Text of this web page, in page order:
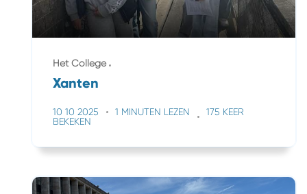
Het College
Xanten
10 10 2025 1 MINUTEN LEZEN
175 KEER
BEKEKEN